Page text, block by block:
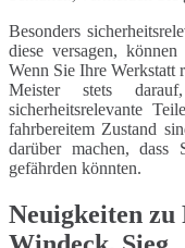
Besonders
diese versagen,
Wenn Sie Ihre Werkstatt
Meister stets
sicherheitsrelevante
fahrbereitem Zustand
darüber machen, dass
gefährden könnten.
Neuigkeiten